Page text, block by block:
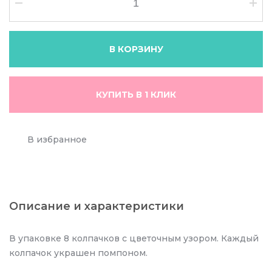
В КОРЗИНУ
КУПИТЬ В 1 КЛИК
В избранное
Описание и характеристики
В упаковке 8 колпачков с цветочным узором. Каждый
колпачок украшен помпоном.